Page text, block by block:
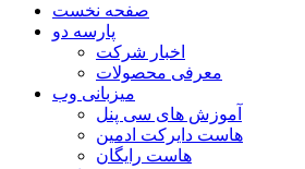
صفحه نخست
پارسه دو
اخبار شرکت
معرفی محصولات
میزبانی وب
آموزش های سی پنل
هاست دایرکت ادمین
هاست رایگان